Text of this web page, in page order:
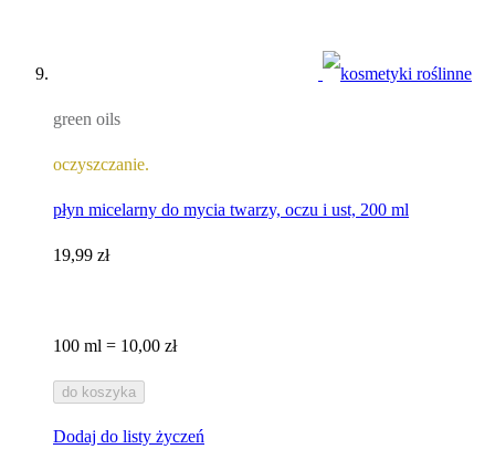
green oils
oczyszczanie.
płyn micelarny do mycia twarzy, oczu i ust, 200 ml
19,99 zł
100 ml = 10,00 zł
do koszyka
Dodaj do listy życzeń